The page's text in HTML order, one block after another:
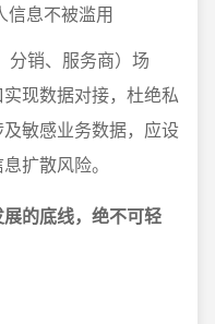
信息不被滥用
分销、服务商）场
现数据对接，杜绝私
敏感业务数据，应设
扩散风险。
的底线，绝不可轻